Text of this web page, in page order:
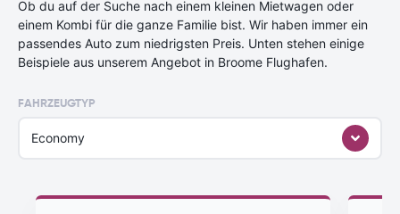
Ob du auf der Suche nach einem kleinen Mietwagen oder
einem Kombi für die ganze Familie bist. Wir haben immer ein
passendes Auto zum niedrigsten Preis. Unten stehen einige
Beispiele aus unserem Angebot in Broome Flughafen.
FAHRZEUGTYP
Economy